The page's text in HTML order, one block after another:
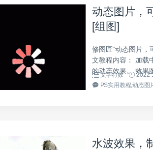
动态图片，
[组图]
修图匠“动态图片，
文教程内容： 加载
的动态效果。 效果
文字特效 2022-
PS实用教程,动态图
水波效果，